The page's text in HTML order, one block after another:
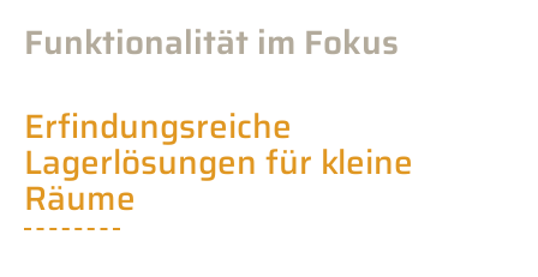
Funktionalität im Fokus
Erfindungsreiche
Lagerlösungen für kleine
Räume